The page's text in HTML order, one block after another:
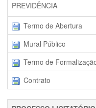
PREVIDÊNCIA
Termo de Abertura
Mural Público
Termo de
Contrato